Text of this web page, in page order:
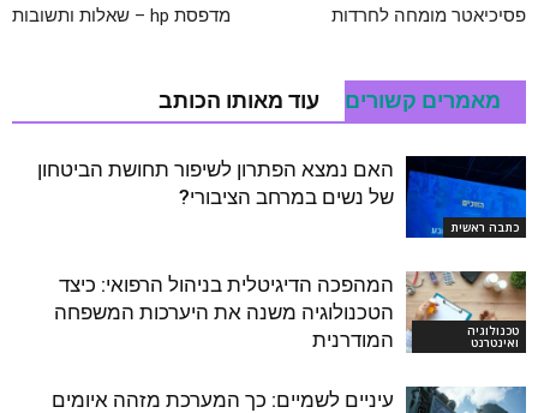
פסיכיאטר מומחה לחרדות מדפסת hp – שאלות ותשובות
מאמרים קשורים עוד מאותו הכותב
כתבה ראשית
האם נמצא הפתרון לשיפור תחושת הביטחון
של נשים במרחב הציבורי?
טכנולוגיה
ואינטרנט
המהפכה הדיגיטלית בניהול הרפואי: כיצד
הטכנולוגיה משנה את היערכות המשפחה
המודרנית
עיניים לשמיים: כך המערכת מזהה איומים